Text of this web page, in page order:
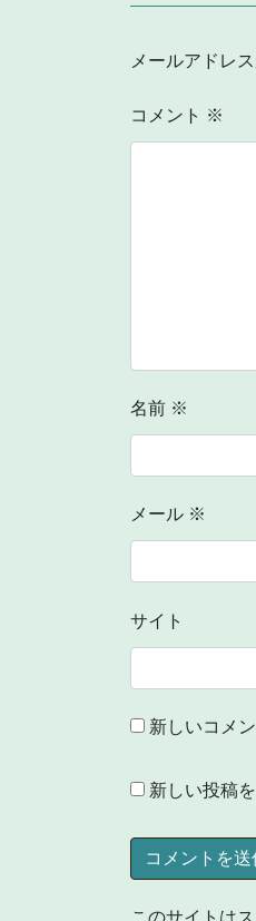
メールアドレ
コメント ※
名前 ※
メール ※
サイト
新しいコメ
新しい投稿